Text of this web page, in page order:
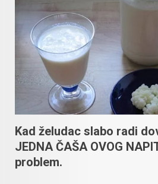
Kad želudac slabo radi
JEDNA ČAŠA OVOG
problem.